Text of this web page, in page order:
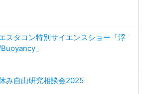
スタコン特別サイエンスショー「浮
」
み自由研究相談会2025